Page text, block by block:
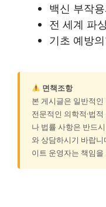
백신 부작
전 세계 파
기초 예방
면책조항
본 게시글은 일반적
전문적인 의학적·법
나 법률 사항은 반드
와 상담하시기 바랍
이트 운영자는 책임